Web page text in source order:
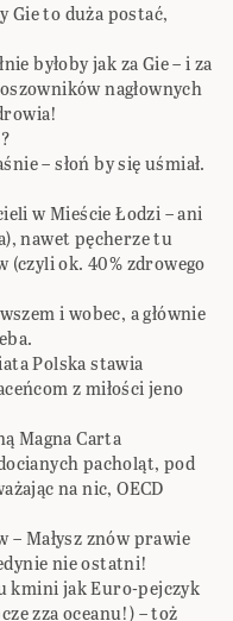
Gie to duża postać,
byłoby jak za Gie – i za
nagłownych
– słoń by się uśmiał.
w Mieście Łodzi – ani
nawet pęcherze tu
ok. 40% zdrowego
i wobec, a głównie
Polska stawia
z miłości jeno
Magna Carta
pacholąt, pod
na nic, OECD
– Małysz znów prawie
nie ostatni!
kmini jak Euro-pejczyk
zza oceanu!) – toż